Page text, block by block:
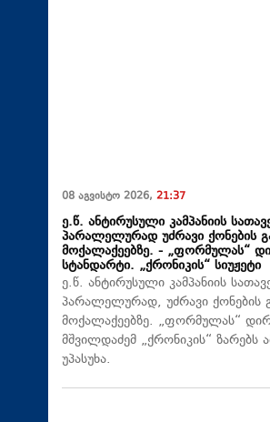
08 აგვისტო 2026, 21:37
ე.წ. ანტირუსული კამპანიის
პარალელურად უძრავი ქონების
მოქალაქეებზე. - „ფორმულას“
სტანდარტი. „ქრონიკის“ სიუჟეტი
ე.წ. ანტირუსული კამპანიის
პარალელურად, უძრავი ქონების
მოქალაქეებზე. „ფორმულას“
მშვილდაძემ „ქრონიკის“
უპასუხა.